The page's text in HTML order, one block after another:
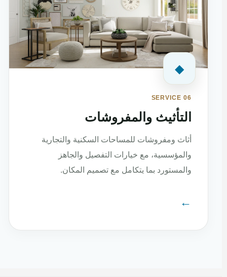
◆
SERVICE 06
التأثيث والمفروشات
أثاث ومفروشات للمساحات السكنية والتجارية
والمؤسسية، مع خيارات التفصيل والجاهز
والمستورد بما يتكامل مع تصميم المكان.
←